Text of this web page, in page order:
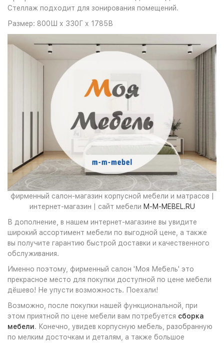
Стеллаж подходит для зонирования помещений.
Размер: 800Ш х 330Г х 1785В
фирменный салон-магазин корпусной мебели и матрасов |
интернет-магазин | сайт мебели M-M-MEBEL.RU
В дополнение, в нашем интернет-магазине вы увидите
широкий ассортимент мебели по выгодной цене, а также
вы получите гарантию быстрой доставки и качественного
обслуживания.
Именно поэтому, фирменный салон 'Моя Мебель' это
прекрасное место для покупки доступной по цене мебели
дёшево! Не упусти возможность. Поехали!
Возможно, после покупки нашей функциональной, при
этом приятной по цене мебели вам потребуется сборка
мебели. Конечно, увидев корпусную мебель, разобранную
по мелким досточкам и деталям, а также большое